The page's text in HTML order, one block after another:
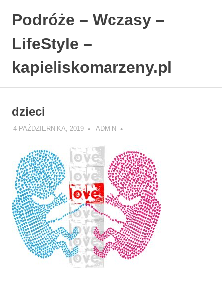
content
Podróże – Wczasy –
LifeStyle –
kapieliskomarzeny.pl
dzieci
4 PAŹDZIERNIKA, 2019 ADMIN